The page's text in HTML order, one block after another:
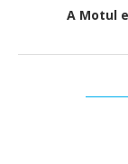
A Motul